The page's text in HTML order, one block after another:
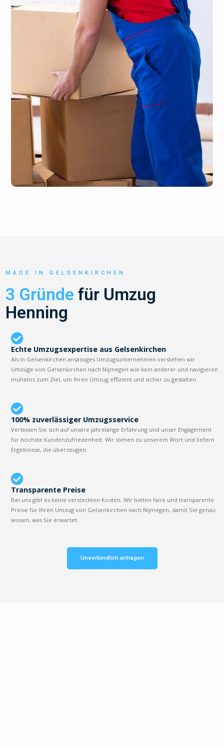
MADE IN GELSENKIRCHEN
3 Gründe für Umzug
Henning
Echte Umzugsexpertise aus Gelsenkirchen
Als in Gelsenkirchen ansässiges Umzugsunternehmen verstehen wir
Umzüge von Gelsenkirchen nach Nijmegen wie kein anderer und navigieren
mühelos zum Ziel, um Ihren Umzug effizient und sicher zu gestalten.
100% zuverlässiger Umzugsservice
Verlassen Sie sich auf unsere jahrelange Erfahrung und unser Engagement
für höchste Kundenzufriedenheit. Wir stehen zu unserem Wort und liefern
Ergebnisse, die überzeugen.
Transparente Preise
Bei uns gibt es keine versteckten Kosten. Wir bieten faire und transparente
Preise für Ihren Umzug von Gelsenkirchen nach Nijmegen, damit Sie genau
wissen, was Sie erwartet.
Unverbindlich anfragen